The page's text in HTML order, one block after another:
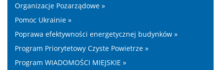
Organizacje Pozarządowe »
Pomoc Ukrainie »
Poprawa efektywności energetycznej budynków »
Program Priorytetowy Czyste Powietrze »
Program WIADOMOŚCI MIEJSKIE »